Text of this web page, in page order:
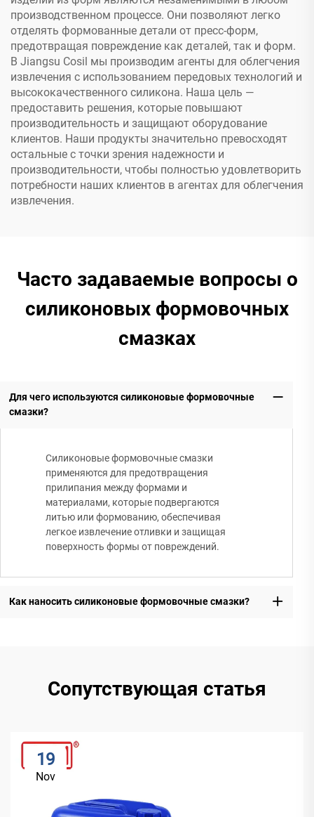
производственном процессе. Они позволяют легко
отделять формованные детали от пресс-форм,
предотвращая повреждение как деталей, так и форм.
В Jiangsu Cosil мы производим агенты для облегчения
извлечения с использованием передовых технологий и
высококачественного силикона. Наша цель —
предоставить решения, которые повышают
производительность и защищают оборудование
клиентов. Наши продукты значительно превосходят
остальные с точки зрения надежности и
производительности, чтобы полностью удовлетворить
потребности наших клиентов в агентах для облегчения
извлечения.
Часто задаваемые вопросы о
силиконовых формовочных
смазках
Для чего используются силиконовые формовочные
смазки?
Силиконовые формовочные смазки
применяются для предотвращения
прилипания между формами и
материалами, которые подвергаются
литью или формованию, обеспечивая
легкое извлечение отливки и защищая
поверхность формы от повреждений.
Как наносить силиконовые формовочные смазки?
Сопутствующая статья
19
Nov